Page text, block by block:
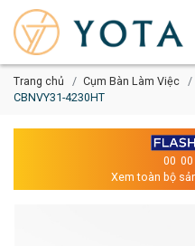
Trang chủ Cụm Bàn Làm Việc
CBNVY31-4230HT
00 00
Xem toàn bộ